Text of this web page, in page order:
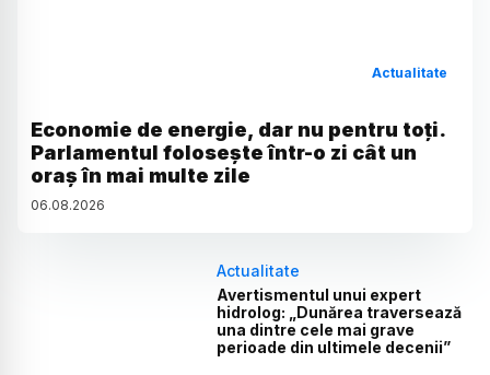
Actualitate
Economie de energie, dar nu pentru toți.
Parlamentul folosește într-o zi cât un
oraș în mai multe zile
06.08.2026
Actualitate
Avertismentul unui expert
hidrolog: „Dunărea traversează
una dintre cele mai grave
perioade din ultimele decenii”